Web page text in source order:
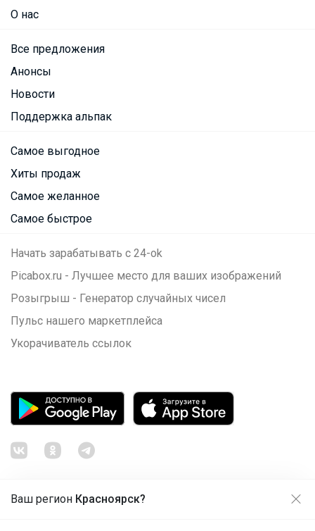
Ваш регион Красноярск?
О нас
Все предложения
Анонсы
Новости
Поддержка альпак
Самое выгодное
Хиты продаж
Самое желанное
Самое быстрое
Начать зарабатывать с 24-ok
Picabox.ru - Лучшее место для ваших изображений
Розыгрыш - Генератор случайных чисел
Пульс нашего маркетплейса
Укорачиватель ссылок
Продолжая использовать этот сайт и нажимая кнопку